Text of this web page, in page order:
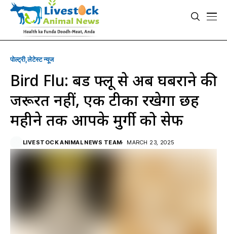
पोल्ट्री लेटेस्ट न्यूज
Bird Flu: बर्ड फ्लू से अब घबराने की
जरूरत नहीं, एक टीका रखेगा छह
महीने तक आपके मुर्गी को सेफ
LIVESTOCK ANIMAL NEWS TEAM MARCH 23, 2025